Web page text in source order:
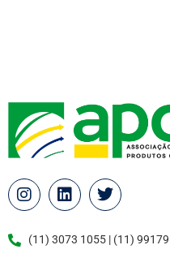
(11) 3073 1055 | (11)